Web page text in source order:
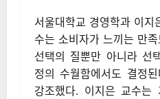
서울대학교 경영학과 이지
수는 소비자가 느끼는 만족
선택의 질뿐만 아니라 선
정의 수월함에서도 결정된
강조했다. 이지은 교수는